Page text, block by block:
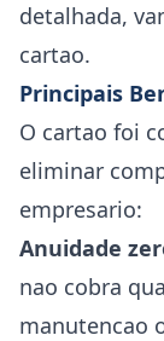
detalhada,
cartao.
Principais
O cartao foi
eliminar
empresario:
Anuidade
nao cobra
manutencao